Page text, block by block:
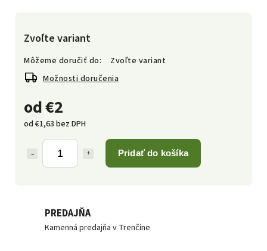
od€2
od€1,63 bez DPH
Pridať do košíka
Zvoľte variant
Môžeme doručiť do:
Zvoľte variant
Možnosti doručenia
PREDAJŇA
Kamenná predajňa v Trenčíne